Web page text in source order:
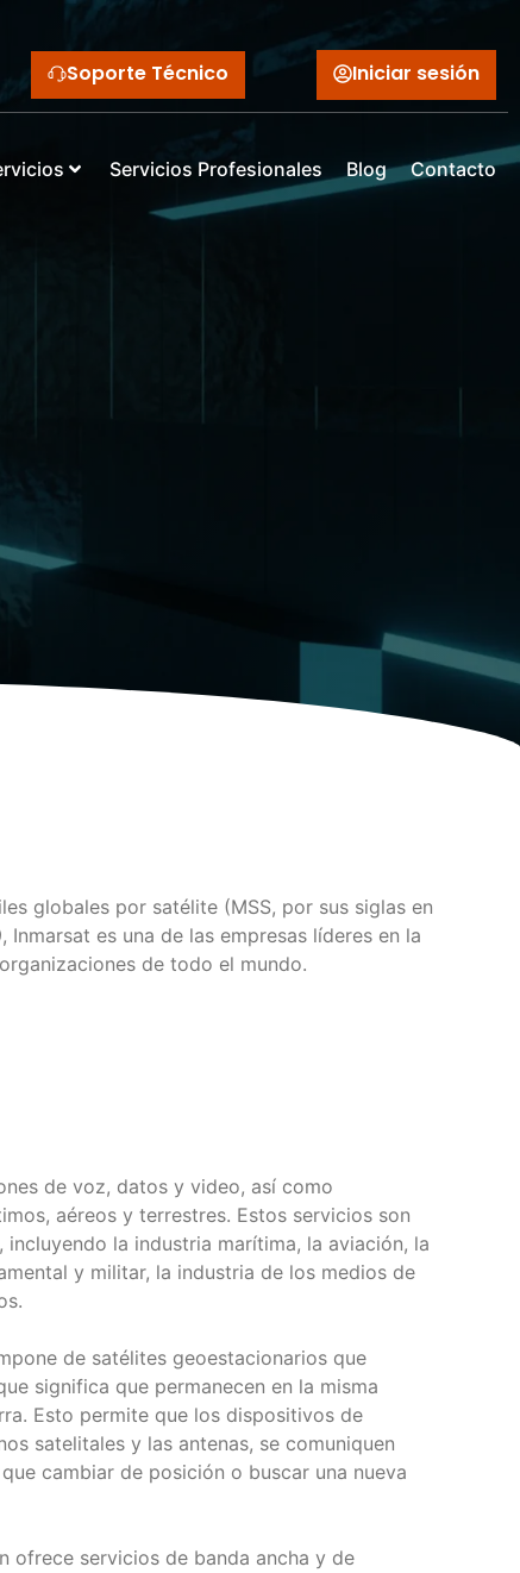
Soporte Técnico Iniciar sesión
Servicios Profesionales Blog Contacto
globales por satélite (MSS, por sus siglas en
es una de las empresas líderes en la
de todo el mundo.
de voz, datos y video, así como
aéreos y terrestres. Estos servicios son
la industria marítima, la aviación, la
y militar, la industria de los medios de
de satélites geoestacionarios que
significa que permanecen en la misma
Esto permite que los dispositivos de
satelitales y las antenas, se comuniquen
cambiar de posición o buscar una nueva
ofrece servicios de banda ancha y de